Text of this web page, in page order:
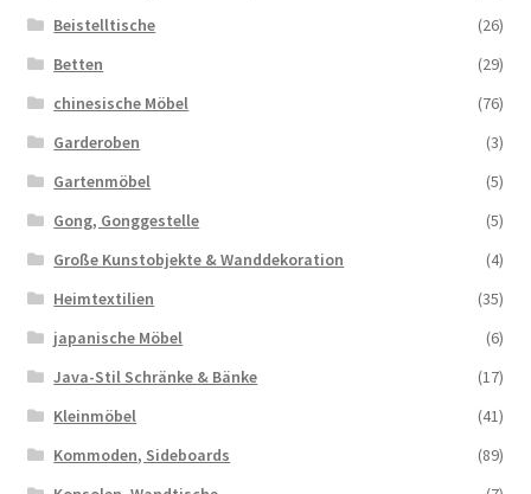
Beistelltische
(26)
Betten
(29)
chinesische Möbel
(76)
Garderoben
(3)
Gartenmöbel
(5)
Gong, Gonggestelle
(5)
Große Kunstobjekte & Wanddekoration
(4)
Heimtextilien
(35)
japanische Möbel
(6)
Java-Stil Schränke & Bänke
(17)
Kleinmöbel
(41)
Kommoden, Sideboards
(89)